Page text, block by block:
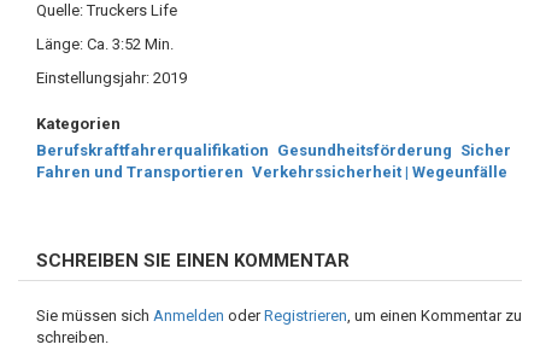
Quelle: Truckers Life
Länge: Ca. 3:52 Min.
Einstellungsjahr: 2019
Kategorien
Berufskraftfahrerqualifikation Gesundheitsförderung Sicher
Fahren und Transportieren Verkehrssicherheit | Wegeunfälle
SCHREIBEN SIE EINEN KOMMENTAR
Sie müssen sich Anmelden oderRegistrieren, um einen Kommentar zu
schreiben.